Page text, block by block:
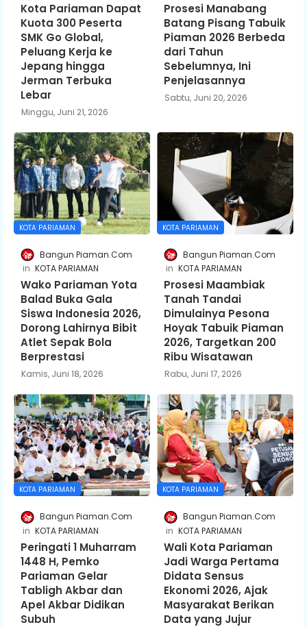
Kota Pariaman Dapat
Kuota 300 Peserta
SMK Go Global,
Peluang Kerja ke
Jepang hingga
Jerman Terbuka
Lebar
Minggu, Juni 21, 2026
Prosesi Manabang
Batang Pisang Tabuik
Piaman 2026 Berbeda
dari Tahun
Sebelumnya, Ini
Penjelasannya
Sabtu, Juni 20, 2026
KOTA PARIAMAN
Bangun Piaman.Com
KOTA PARIAMAN
Wako Pariaman Yota
Balad Buka Gala
Siswa Indonesia 2026,
Dorong Lahirnya Bibit
Atlet Sepak Bola
Berprestasi
Kamis, Juni 18, 2026
KOTA PARIAMAN
Bangun Piaman.Com
KOTA PARIAMAN
Prosesi Maambiak
Tanah Tandai
Dimulainya Pesona
Hoyak Tabuik Piaman
2026, Targetkan 200
Ribu Wisatawan
Rabu, Juni 17, 2026
KOTA PARIAMAN
Bangun Piaman.Com
KOTA PARIAMAN
Peringati 1 Muharram
1448 H, Pemko
Pariaman Gelar
Tabligh Akbar dan
Apel Akbar Didikan
Subuh
KOTA PARIAMAN
Bangun Piaman.Com
KOTA PARIAMAN
Wali Kota Pariaman
Jadi Warga Pertama
Didata Sensus
Ekonomi 2026, Ajak
Masyarakat Berikan
Data yang Jujur